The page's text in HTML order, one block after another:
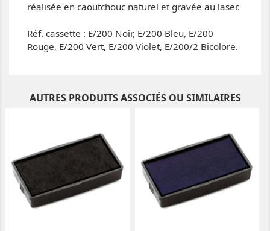
réalisée en caoutchouc naturel et gravée au laser.
Réf. cassette : E/200 Noir, E/200 Bleu, E/200
Rouge, E/200 Vert, E/200 Violet, E/200/2 Bicolore.
AUTRES PRODUITS ASSOCIÉS OU SIMILAIRES